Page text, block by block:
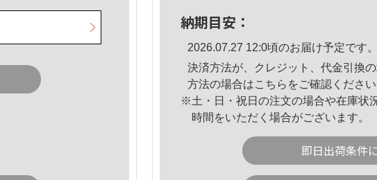
納期目安：
2026.07.27 12:0頃のお届け予定です。
決済方法が、クレジット、代金引換
方法の場合はこちら をご確認ください
※土・日・祝日の注文の場合や在庫状
時間をいただく場合がございます。
即日出荷条件